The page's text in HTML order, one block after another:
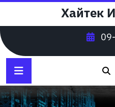
содержимому
Хайтек